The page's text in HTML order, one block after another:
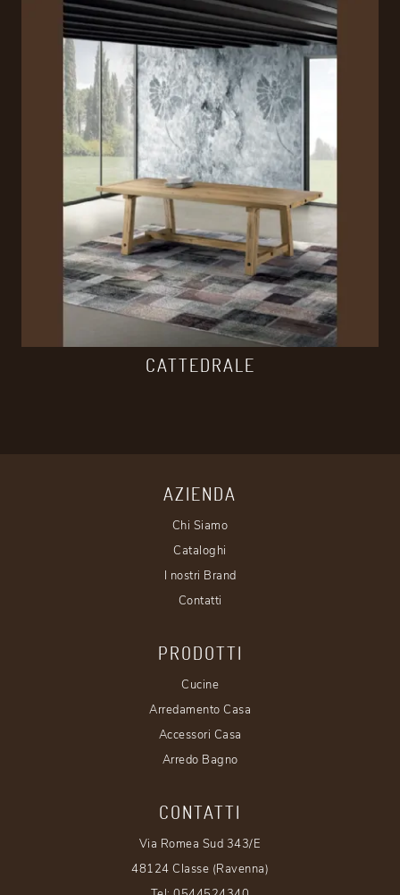
CATTEDRALE
AZIENDA
Chi Siamo
Cataloghi
I nostri Brand
Contatti
PRODOTTI
Cucine
Arredamento Casa
Accessori Casa
Arredo Bagno
CONTATTI
Via Romea Sud 343/E
48124 Classe (Ravenna)